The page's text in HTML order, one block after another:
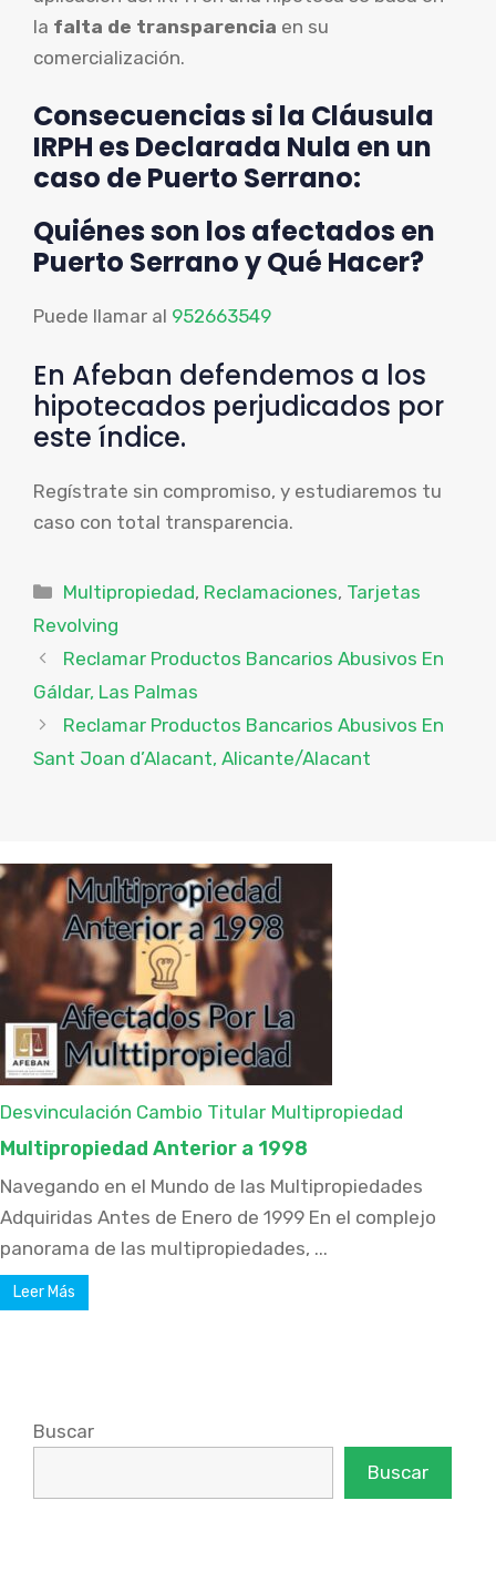
la falta de transparencia en su
comercialización.
Consecuencias si la Cláusula
IRPH es Declarada Nula en un
caso de Puerto Serrano:
Quiénes son los afectados en
Puerto Serrano y Qué Hacer?
Puede llamar al 952663549
En Afeban defendemos a los
hipotecados perjudicados por
este índice.
Regístrate sin compromiso, y estudiaremos tu
caso con total transparencia.
Categorías
Multipropiedad, Reclamaciones, Tarjetas
Revolving
Reclamar Productos Bancarios Abusivos En
Gáldar, Las Palmas
Reclamar Productos Bancarios Abusivos En
Sant Joan d’Alacant, Alicante/Alacant
Desvinculación Cambio Titular Multipropiedad
Multipropiedad Anterior a 1998
Navegando en el Mundo de las Multipropiedades
Adquiridas Antes de Enero de 1999 En el complejo
panorama de las multipropiedades, ...
Leer Más
Buscar
Buscar